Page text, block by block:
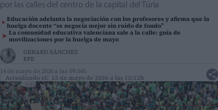
por las calles del centro de la capital del Túria
Educación adelanta la negociación con los profesores y afirma que la
huelga docente “se negocia mejor sin ruido de fondo”
La comunidad educativa valenciana sale a la calle: guía de
movilizaciones por la huelga de mayo
GERARD SÁNCHEZ
EFE
14 de mayo de 2026 a las 09:54h
Actualizado el: 15 de mayo de 2026 a las 15:12h